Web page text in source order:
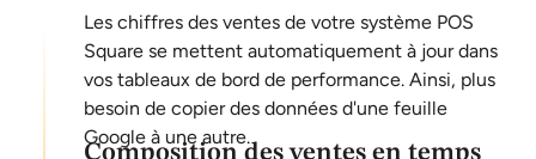
Les chiffres des ventes de votre système POS
Square se mettent automatiquement à jour dans
vos tableaux de bord de performance. Ainsi, plus
besoin de copier des données d'une feuille
Google à une autre.
Composition des ventes en temps